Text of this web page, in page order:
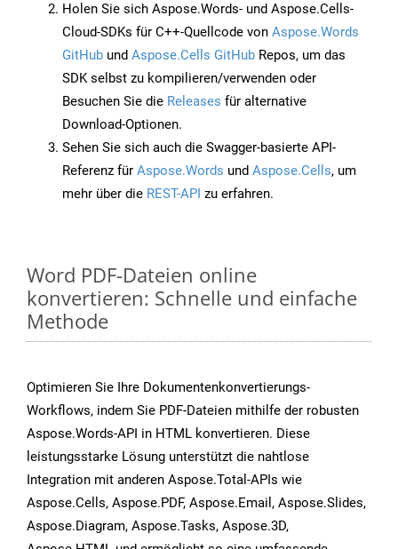
Holen Sie sich Aspose.Words- und Aspose.Cells-
Cloud-SDKs für C++-Quellcode von Aspose.Words
GitHub und Aspose.Cells GitHub Repos, um das
SDK selbst zu kompilieren/verwenden oder
Besuchen Sie die Releases für alternative
Download-Optionen.
Sehen Sie sich auch die Swagger-basierte API-
Referenz für Aspose.Words und Aspose.Cells, um
mehr über die REST-API zu erfahren.
Word PDF-Dateien online
konvertieren: Schnelle und einfache
Methode
Optimieren Sie Ihre Dokumentenkonvertierungs-
Workflows, indem Sie PDF-Dateien mithilfe der robusten
Aspose.Words-API in HTML konvertieren. Diese
leistungsstarke Lösung unterstützt die nahtlose
Integration mit anderen Aspose.Total-APIs wie
Aspose.Cells, Aspose.PDF, Aspose.Email, Aspose.Slides,
Aspose.Diagram, Aspose.Tasks, Aspose.3D,